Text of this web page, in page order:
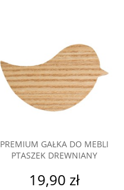
PREMIUM GAŁKA DO MEBLI
PTASZEK DREWNIANY
19,90 zł